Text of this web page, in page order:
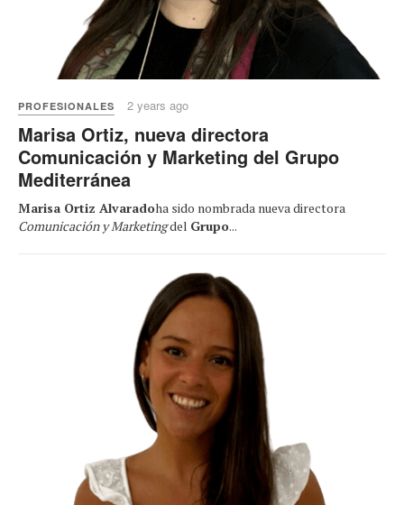
PROFESIONALES 2 years ago
Marisa Ortiz, nueva directora
Comunicación y Marketing del Grupo
Mediterránea
Marisa Ortiz Alvaradoha sido nombrada nueva directora
Comunicación y Marketingdel Grupo...